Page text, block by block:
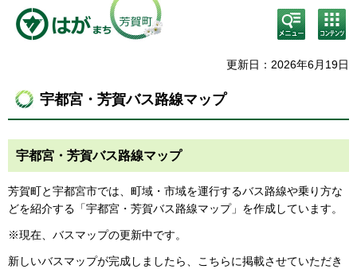
検
索・
メニ
コン
テン
ニュ
更新日：2026年6月19日
宇都宮・芳賀バス路線マップ
宇都宮・芳賀バス路線マップ
芳賀町と宇都宮市では、町域・市域を運行するバス路線や乗り方な
どを紹介する「宇都宮・芳賀バス路線マップ」を作成しています。
※現在、バスマップの更新中です。
新しいバスマップが完成しましたら、こちらに掲載させていただき